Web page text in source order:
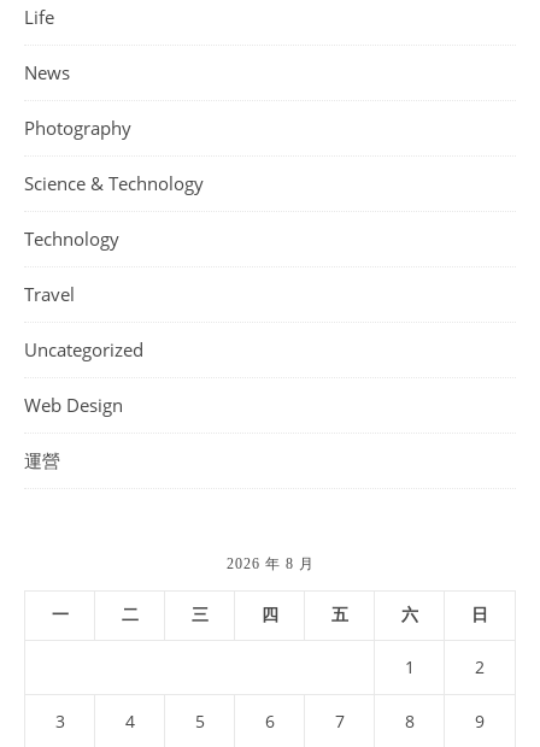
Life
News
Photography
Science & Technology
Technology
Travel
Uncategorized
Web Design
運營
2026 年 8 月
一 二 三 四 五 六 日
1 2
3 4 5 6 7 8 9